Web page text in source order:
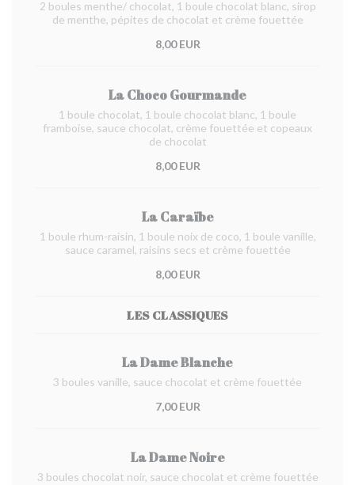
2 boules menthe/ chocolat, 1 boule chocolat blanc, sirop
de menthe, pépites de chocolat et crème fouettée
8,00 EUR
La Choco Gourmande
1 boule chocolat, 1 boule chocolat blanc, 1 boule
framboise, sauce chocolat, crème fouettée et copeaux
de chocolat
8,00 EUR
La Caraïbe
1 boule rhum-raisin, 1 boule noix de coco, 1 boule vanille,
sauce caramel, raisins secs et crème fouettée
8,00 EUR
LES CLASSIQUES
La Dame Blanche
3 boules vanille, sauce chocolat et crème fouettée
7,00 EUR
La Dame Noire
3 boules chocolat noir, sauce chocolat et crème fouettée